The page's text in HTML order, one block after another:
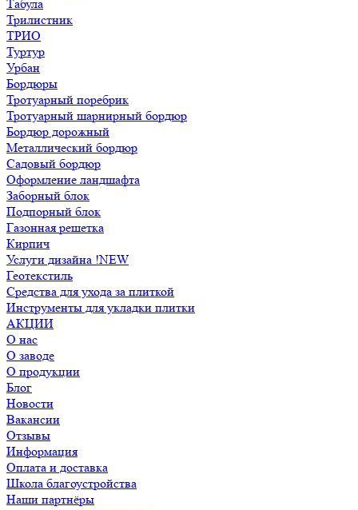
Табула
Трилистник
ТРИО
Туртур
Урбан
Бордюры
Тротуарный поребрик
Тротуарный шарнирный бордюр
Бордюр дорожный
Металлический бордюр
Садовый бордюр
Оформление ландшафта
Заборный блок
Подпорный блок
Газонная решетка
Кирпич
Услуги дизайна !NEW
Геотекстиль
Средства для ухода за плиткой
Инструменты для укладки плитки
АКЦИИ
О нас
О заводе
О продукции
Блог
Новости
Вакансии
Отзывы
Информация
Оплата и доставка
Школа благоустройства
Наши партнёры